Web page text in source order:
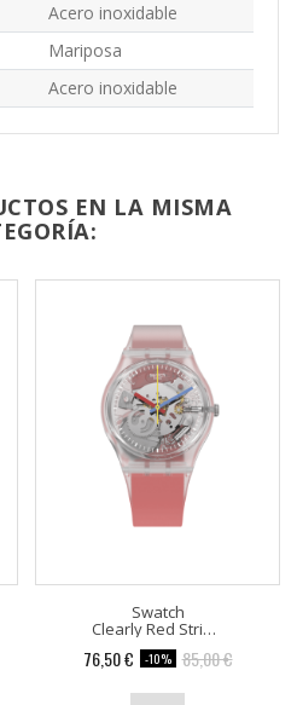
Acero inoxidable
Mariposa
Acero inoxidable
EN LA MISMA
Swatch
Clearly Red Striped GE292
Precio
76,50 € Precio
base
-10% 85,00 €